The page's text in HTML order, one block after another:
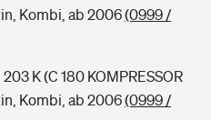
Kombi, ab 2006(0999 /
K (C 180 KOMPRESSOR
Kombi, ab 2006(0999 /